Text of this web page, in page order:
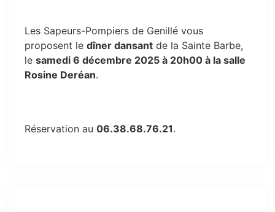
Les Sapeurs-Pompiers de Genillé vous
proposent le dîner dansant de la Sainte Barbe,
le samedi 6 décembre 2025 à 20h00 à la salle
Rosine Deréan.
Réservation au 06.38.68.76.21.